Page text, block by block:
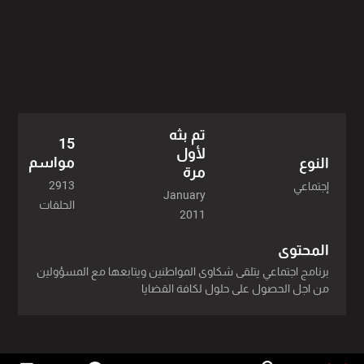
2017 - 228 حلقة
2013 - 221 حلقة
2012 - 183 حلقة
النوع
إجتماعي
تم بثه
لأول
مرة
January
2011
15
مواسم
2913
الحلقات
المحتوى
برنامج اجتماعي يتلقى شكاوى المواطنين ويتابعها مع المسؤولين
من اجل الحصول على حلول لكافة القضايا